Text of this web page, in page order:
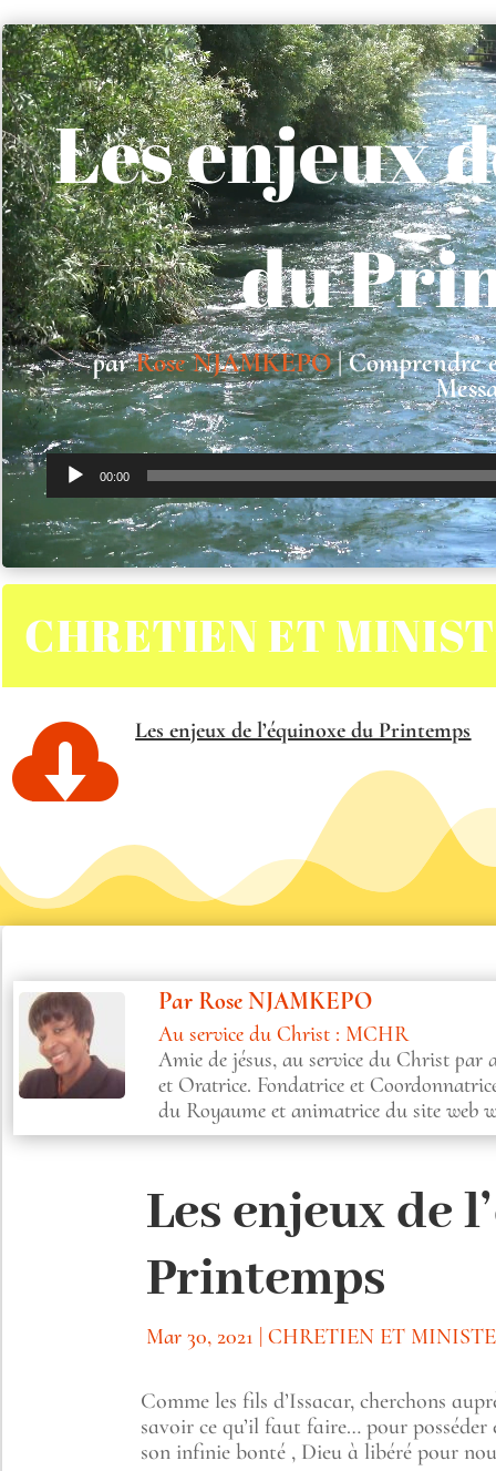
Lecteur
vidéo
Les enjeux
du
parRose NJAMKEPO|Comprendre
Lecteur
audio
00:00
CHRETIEN ET
 Les enjeux de l’équinoxe du Printemps
Par Rose NJAMKEPO
Au service du Christ : MCHR
Amie de jésus, au service du Christ
et Oratrice. Fondatrice et
du Royaume et animatrice du site web
Les enjeux de
Printemps
Mar 30, 2021 CHRETIEN ET
Comme les fils d’Issacar, cherchons
savoir ce qu’il faut faire… pour
son infinie bonté , Dieu à libéré pour